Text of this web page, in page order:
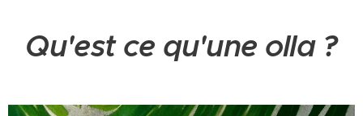
Qu'est ce qu'une olla ?